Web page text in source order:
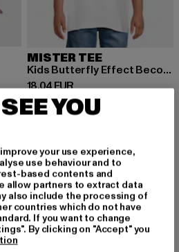
29,99 EUR
MISTER TEE
Kids Butterfly Effect Become The Change Tee
18,04 EUR
Ajankohtainen hinta: 18,04 EUR
YOU
your use experience,
use behaviour and to
based contents and
allow partners to extract data
also include the processing of
countries which do not have
If you want to change
By clicking on "Accept" you